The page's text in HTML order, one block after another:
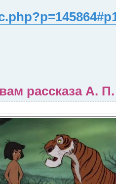
рассказа А.